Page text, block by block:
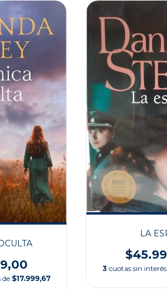
de $17.999,67
LA
3 cuotas sin